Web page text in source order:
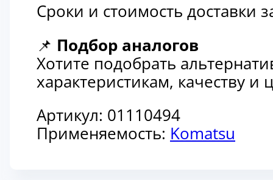
Сроки и стоимость доставки
📌 Подбор аналогов
Хотите подобрать
характеристикам, качеству
Артикул: 01110494
Применяемость: Komatsu